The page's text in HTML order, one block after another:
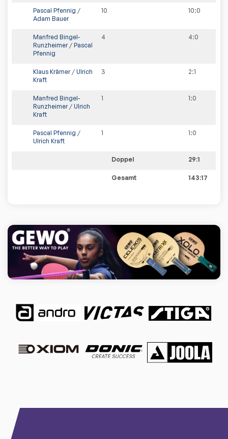
Pascal Pfennig /
Adam Bauer
10 10:0
Manfred Bingel-
Runzheimer/ Pascal
Pfennig
4 4:0
Klaus Krämer/ Ulrich
Kraft
3 2:1
Manfred Bingel-
Runzheimer/ Ulrich
Kraft
1 1:0
Pascal Pfennig /
Ulrich Kraft
1 1:0
Doppel 29:1
Gesamt 143:17